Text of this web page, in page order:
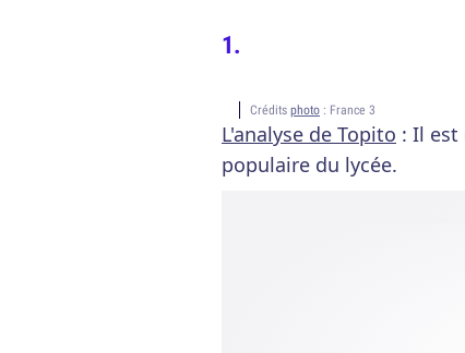
Crédits photo : France 3
L'analyse de Topito : Il est
populaire du lycée.